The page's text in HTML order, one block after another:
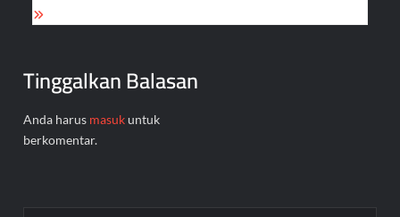
Tinggalkan Balasan
Anda harus masukuntuk
berkomentar.